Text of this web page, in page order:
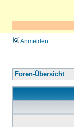
Anmelden
Foren-Übersicht